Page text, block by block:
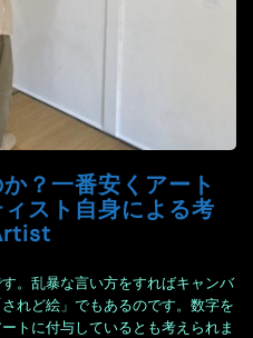
？一番安くアート
スト自身による考
。乱暴な言い方をすればキャンバ
れど絵」でもあるのです。数字を
トに付与しているとも考えられま